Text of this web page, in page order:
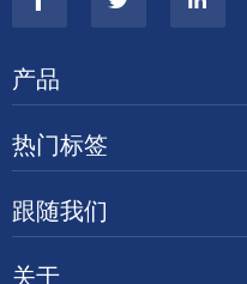
产品
热门标签
跟随我们
关于